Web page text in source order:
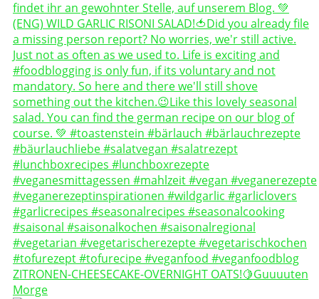
ZITRONEN-CHEESECAKE-OVERNIGHT OATS!🍋Guuuuten
Morge